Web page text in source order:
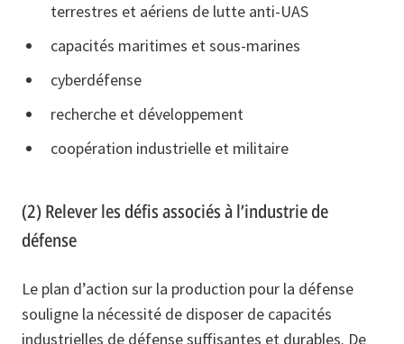
terrestres et aériens de lutte anti-UAS
capacités maritimes et sous-marines
cyberdéfense
recherche et développement
coopération industrielle et militaire
(2) Relever les défis associés à l’industrie de
défense
Le plan d’action sur la production pour la défense
souligne la nécessité de disposer de capacités
industrielles de défense suffisantes et durables. De